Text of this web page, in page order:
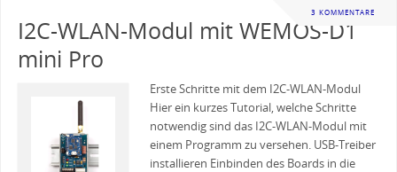
3 KOMMENTARE
I2C-WLAN-Modul mit WEMOS-D1
mini Pro
Erste Schritte mit dem I2C-WLAN-Modul
Hier ein kurzes Tutorial, welche Schritte
notwendig sind das I2C-WLAN-Modul mit
einem Programm zu versehen. USB-Treiber
installieren Einbinden des Boards in die